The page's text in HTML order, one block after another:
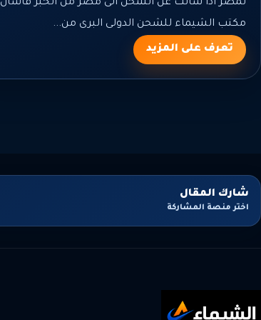
لمصر اذا سألت عن الشحن الى مصر من الخبر فاسأل
مكتب الشيماء للشحن الدولى البرى من...
تعرف على المزيد
شارك المقال
اختر منصة المشاركة